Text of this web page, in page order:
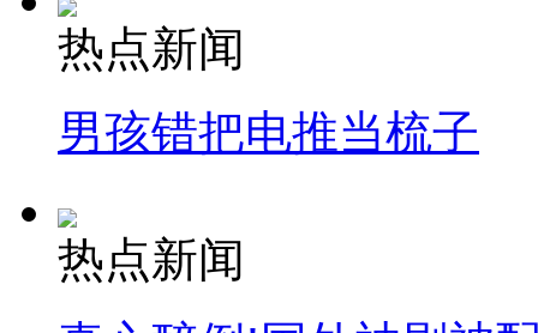
司机酒驾遇交警 急速倒车逃窜
热点新闻
男孩错把电推当梳子
热点新闻